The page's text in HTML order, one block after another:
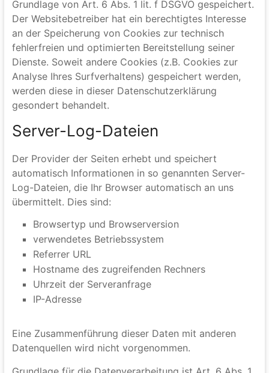
Cookies, die zur Durchführung des elektronischen
Kommunikationsvorgangs oder zur Bereitstellung
bestimmter, von Ihnen erwünschter Funktionen (z.B.
Warenkorbfunktion) erforderlich sind, werden auf
Grundlage von Art. 6 Abs. 1 lit. f DSGVO gespeichert.
Der Websitebetreiber hat ein berechtigtes Interesse
an der Speicherung von Cookies zur technisch
fehlerfreien und optimierten Bereitstellung seiner
Dienste. Soweit andere Cookies (z.B. Cookies zur
Analyse Ihres Surfverhaltens) gespeichert werden,
gesondert behandelt.
Server-Log-Dateien
Der Provider der Seiten erhebt und speichert
automatisch Informationen in so genannten Server-
Log-Dateien, die Ihr Browser automatisch an uns
Browsertyp und Browserversion
verwendetes Betriebssystem
Hostname des zugreifenden Rechners
Uhrzeit der Serveranfrage